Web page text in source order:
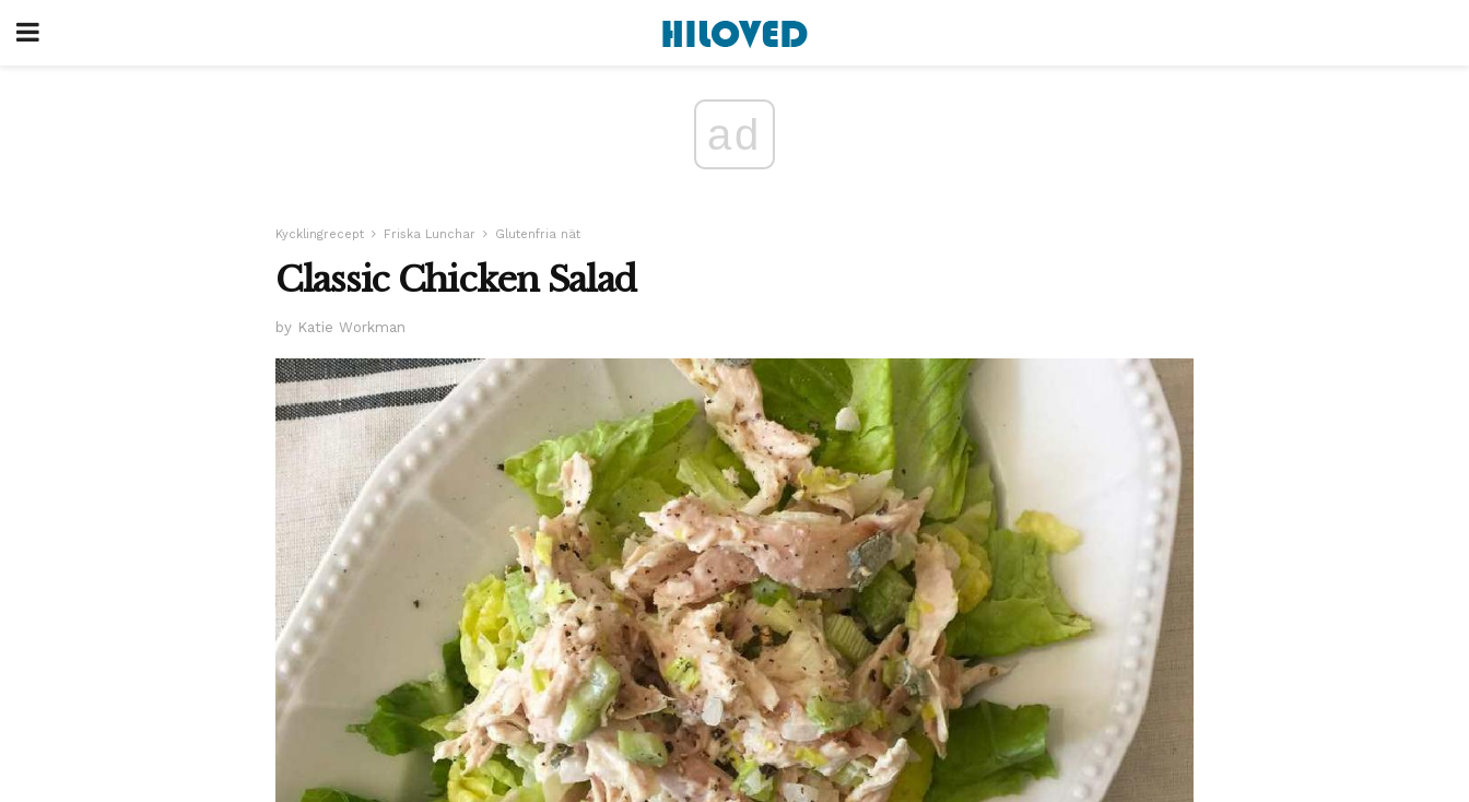
ad
Kycklingrecept Friska Lunchar Glutenfria nät
Classic Chicken Salad
by Katie Workman